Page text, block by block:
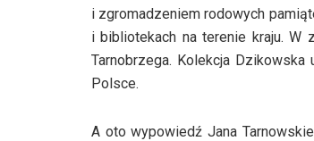
i zgromadzeniem rodowych
i bibliotekach na terenie kraju.
Tarnobrzega. Kolekcja
Polsce.
A oto wypowiedź Jana